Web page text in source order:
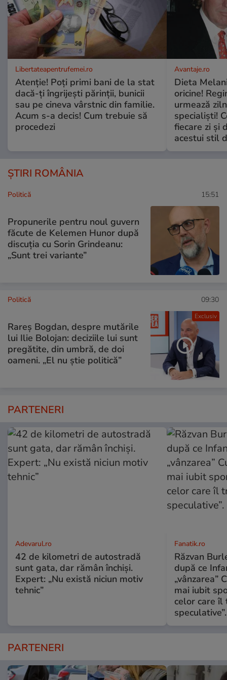
Libertateapentrufemei.ro
Atenție! Poți primi bani de la stat
dacă-ți îngrijești părinții, bunicii
sau pe cineva vârstnic din familie.
Acum s-a decis! Cum trebuie să
procedezi
Avantaje.ro
Dieta
oricine!
urmează
specialiști!
fiecare zi și
acestui stil
ȘTIRI ROMÂNIA
Politică 15:51
Propunerile pentru noul guvern
făcute de Kelemen Hunor după
discuția cu Sorin Grindeanu:
„Sunt trei variante”
Exclusiv
Politică 09:30
Rareș Bogdan, despre mutările
lui Ilie Bolojan: deciziile lui sunt
pregătite, din umbră, de doi
oameni. „El nu știe politică”
PARTENERI
Adevarul.ro
42 de kilometri de autostradă
sunt gata, dar rămân închiși.
Expert: „Nu există niciun motiv
tehnic”
Fanatik.ro
Răzvan
după ce
„vânzarea”
mai iubit
celor care îl
PARTENERI